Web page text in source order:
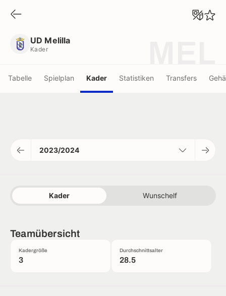
UD Melilla
Kader
Tabelle Spielplan Kader Statistiken Transfers
2023/2024
Kader Wunschelf
Teamübersicht
Kadergröße
3
Durchschnittsalter
28.5